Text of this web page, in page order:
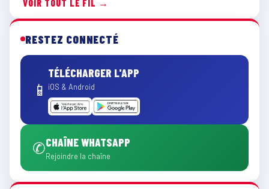
VOIR TOUT LE FIL →
RESTEZ CONNECTÉ
📱
TÉLÉCHARGER L'APP
iOS & Android
✆CHAÎNE WHATSAPP
Rejoindre la chaîne